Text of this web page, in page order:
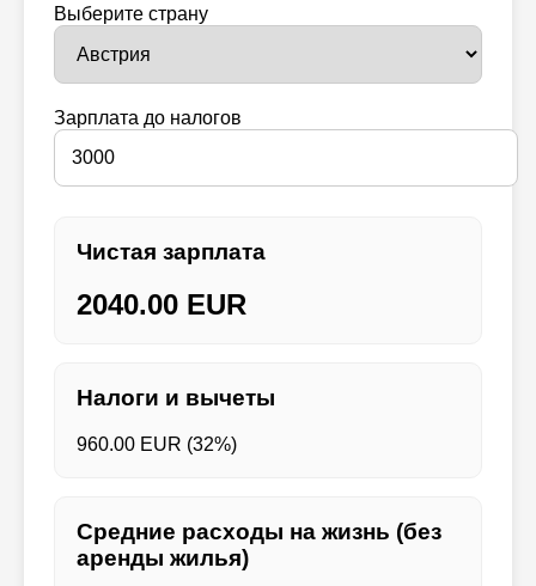
Выберите страну
Зарплата до налогов
Чистая зарплата
2040.00 EUR
Налоги и вычеты
960.00 EUR (32%)
Средние расходы на жизнь (без
аренды жилья)